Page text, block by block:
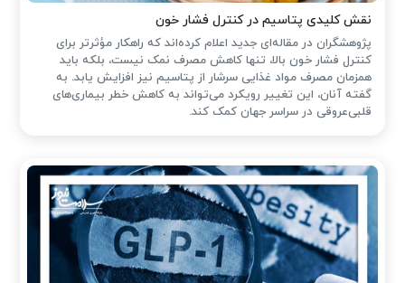
نقش کلیدی پتاسیم در کنترل فشار خون
پژوهشگران در مقاله‌ای جدید اعلام کرده‌اند که راهکار مؤثرتر برای
کنترل فشار خون بالا، تنها کاهش مصرف نمک نیست، بلکه باید
همزمان مصرف مواد غذایی سرشار از پتاسیم نیز افزایش یابد. به
گفته آنان، این تغییر رویکرد می‌تواند به کاهش خطر بیماری‌های
قلبی‌عروقی در سراسر جهان کمک کند.